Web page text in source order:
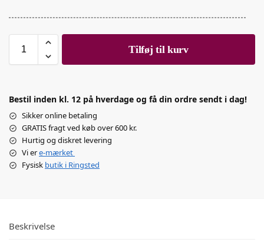
Tilføj til kurv
Bestil inden kl. 12 på hverdage og få din ordre sendt i dag!
Sikker online betaling
GRATIS fragt ved køb over 600 kr.
Hurtig og diskret levering
Vi ere-mærket
Fysisk butik i Ringsted
Beskrivelse